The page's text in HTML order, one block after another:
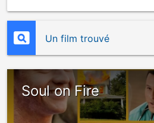
Un film trouvé
Soul on Fire